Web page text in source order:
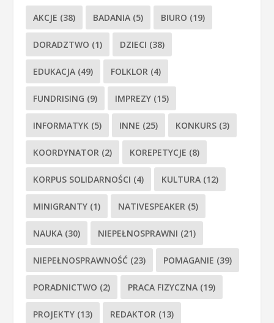
AKCJE (38) BADANIA (5) BIURO (19)
DORADZTWO (1) DZIECI (38)
EDUKACJA (49) FOLKLOR (4)
FUNDRISING (9) IMPREZY (15)
INFORMATYK (5) INNE (25) KONKURS (3)
KOORDYNATOR (2) KOREPETYCJE (8)
KORPUS SOLIDARNOŚCI (4) KULTURA (12)
MINIGRANTY (1) NATIVESPEAKER (5)
NAUKA (30) NIEPEŁNOSPRAWNI (21)
NIEPEŁNOSPRAWNOŚĆ (23) POMAGANIE (39)
PORADNICTWO (2) PRACA FIZYCZNA (19)
PROJEKTY (13) REDAKTOR (13)